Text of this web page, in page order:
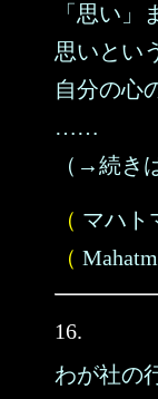
「思い」
思いとい
自分の心
……
（→続き
（ マハト
（
16.
わが社の